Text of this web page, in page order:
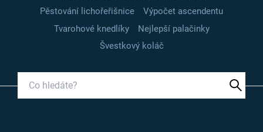
Pěstování lichořeřišnice
Výpočet ascendentu
Tvarohové knedlíky
Nejlepší palačinky
Švestkový koláč